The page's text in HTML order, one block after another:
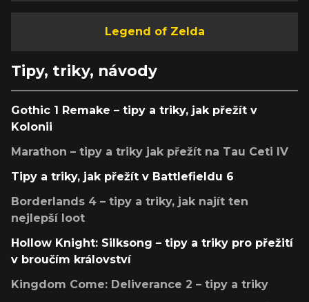
Legend of Zelda
Tipy, triky, návody
Gothic 1 Remake – tipy a triky, jak přežít v
Kolonii
Marathon – tipy a triky jak přežít na Tau Ceti IV
Tipy a triky, jak přežít v Battlefieldu 6
Borderlands 4 – tipy a triky, jak najít ten
nejlepší loot
Hollow Knight: Silksong – tipy a triky pro přežití
v broučím království
Kingdom Come: Deliverance 2 – tipy a triky